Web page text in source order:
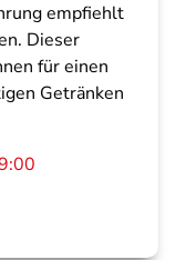
empfiehlt
Dieser
für einen
Getränken